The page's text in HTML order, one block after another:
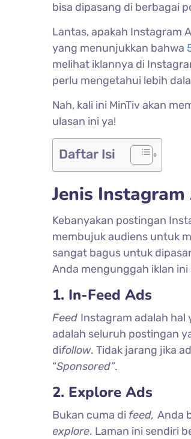
bisa dipasang di berbagai
Lantas, apakah Instagram
yang menunjukkan bahwa
melihat iklannya di
perlu mengetahui lebih
Nah, kali ini MinTiv akan
ulasan ini ya!
Daftar Isi
Jenis Instagram
Kebanyakan postingan
membujuk audiens untuk
sangat bagus untuk
Anda mengunggah iklan
1. In-Feed Ads
Feed Instagram adalah hal
adalah seluruh postingan
difollow. Tidak jarang jika
“Sponsored”.
2. Explore Ads
Bukan cuma di feed, Anda
explore. Laman ini sendiri